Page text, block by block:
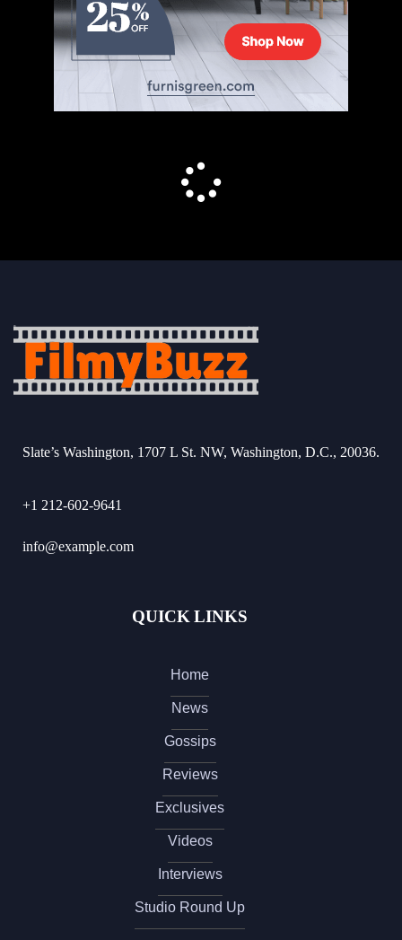
Slate’s Washington, 1707 L St. NW, Washington, D.C., 20036.
+1 212-602-9641
info@example.com
QUICK LINKS
Home
News
Gossips
Reviews
Exclusives
Videos
Interviews
Studio Round Up